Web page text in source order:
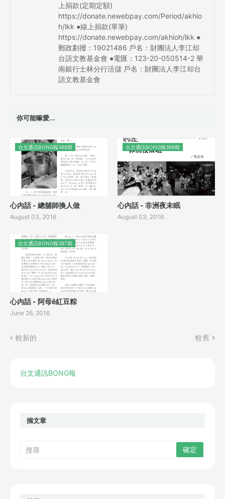
上捐款(定期定額)
https://donate.newebpay.com/Period/akhio
h/lkk ●線上捐款(單筆)
https://donate.newebpay.com/akhioh/lkk ●
郵政劃撥：19021486 戶名：財團法人李江却
台語文教基金會 ●電匯：123-20-050514-2 華
南銀行士林分行活儲 戶名：財團法人李江却台
語文教基金會
你可能嘛愛...
台文通訊BONG報388期
心內話 - 總舖師換人做
August 03, 2016
台文通訊BONG報388期
心內話 - 非洲夜未眠
August 03, 2016
台文通訊BONG報387期
心內話 - 阿母ê紅豆粽
June 26, 2016
較新的 較舊
台文通訊BONG報
揣文章